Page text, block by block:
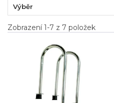
Výběr
Zobrazení 1-7 z 7 položek